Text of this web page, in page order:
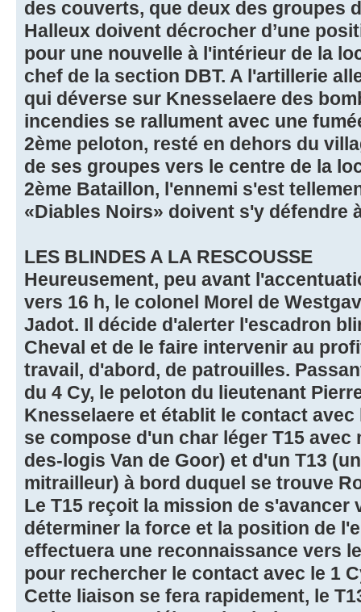
des couverts, que deux des groupes
Halleux doivent décrocher d’une
pour une nouvelle à l'intérieur de la
chef de la section DBT. A l'artillerie
qui déverse sur Knesselaere des
incendies se rallument avec une
2ème peloton, resté en dehors du
de ses groupes vers le centre de la
2ème Bataillon, l'ennemi s'est
«Diables Noirs» doivent s'y défendre
LES BLINDES A LA RESCOUSSE
Heureusement, peu avant
vers 16 h, le colonel Morel de
Jadot. Il décide d'alerter l'escadron
Cheval et de le faire intervenir au
travail, d'abord, de patrouilles.
du 4 Cy, le peloton du lieutenant
Knesselaere et établit le contact avec
se compose d'un char léger T15
des-logis Van de Goor) et d'un T13
mitrailleur) à bord duquel se trouve
Le T15 reçoit la mission de s'avancer
déterminer la force et la position de
effectuera une reconnaissance vers
pour rechercher le contact avec le 1
Cette liaison se fera rapidement, le